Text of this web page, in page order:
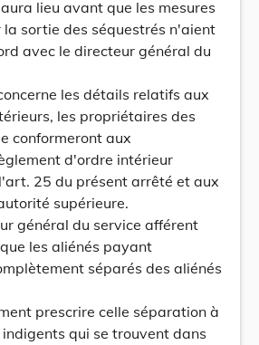
lieu avant que les mesures
la sortie des séquestrés n'aient
avec le directeur général du
les détails relatifs aux
les propriétaires des
conformeront aux
d'ordre intérieur
25 du présent arrêté et aux
supérieure.
général du service afférent
les aliénés payant
séparés des aliénés
prescrire celle séparation à
qui se trouvent dans